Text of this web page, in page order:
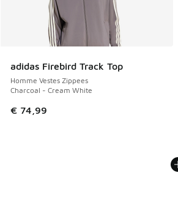
adidas Firebird Track Top
Homme Vestes Zippees
Charcoal - Cream White
€ 74,99